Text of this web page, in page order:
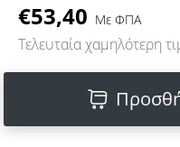
€53,40 Με ΦΠΑ
Τελευταία χαμηλότερη